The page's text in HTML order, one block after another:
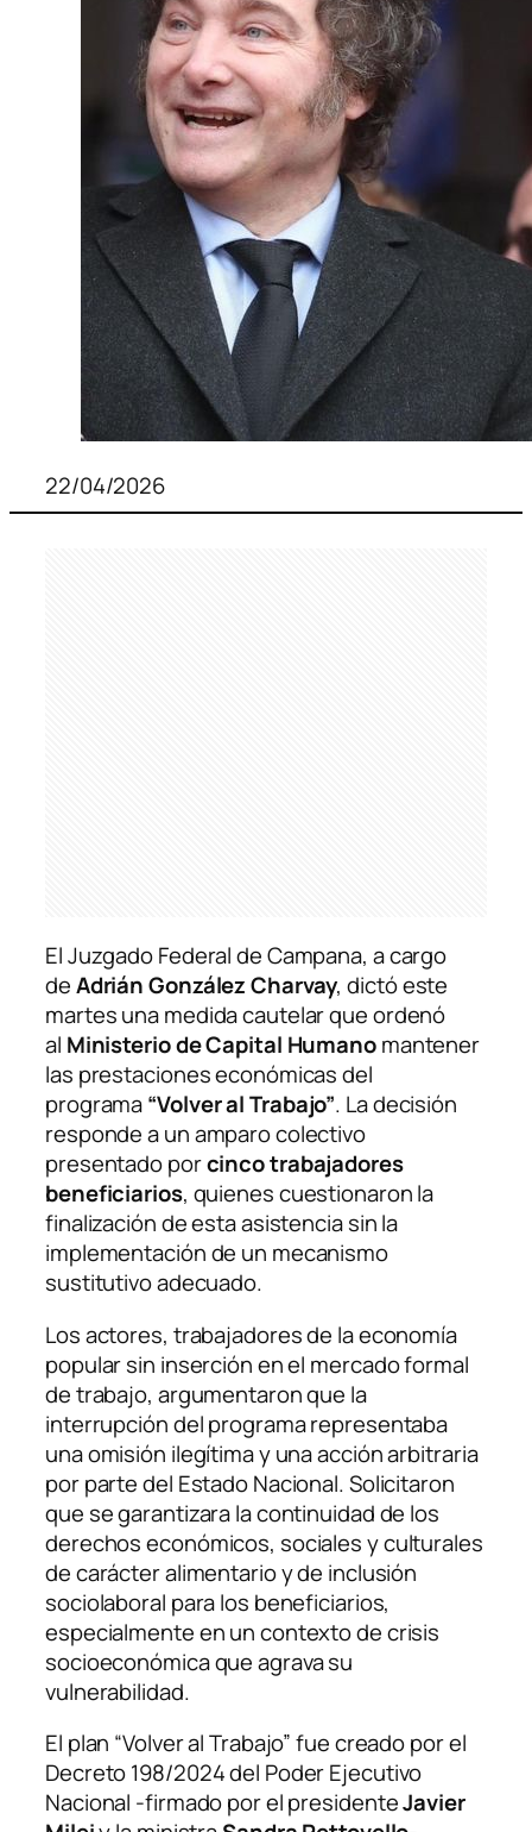
22/04/2026
El Juzgado Federal de Campana, a cargo
deAdrián González Charvay, dictó este
martes una medida cautelar que ordenó
al Ministerio de Capital Humanomantener
las prestaciones económicas del
programa“Volver al Trabajo”. La decisión
responde a un amparo colectivo
presentado porcinco trabajadores
beneficiarios, quienes cuestionaron la
finalización de esta asistencia sin la
implementación de un mecanismo
sustitutivo adecuado.
Los actores, trabajadores de la economía
popular sin inserción en el mercado formal
de trabajo, argumentaron que la
interrupción del programa representaba
una omisión ilegítima y una acción arbitraria
por parte del Estado Nacional. Solicitaron
que se garantizara la continuidad de los
derechos económicos, sociales y culturales
de carácter alimentario y de inclusión
sociolaboral para los beneficiarios,
especialmente en un contexto de crisis
socioeconómica que agrava su
vulnerabilidad.
El plan “Volver al Trabajo” fue creado por el
Decreto 198/2024 del Poder Ejecutivo
Nacional -firmado por el presidenteJavier